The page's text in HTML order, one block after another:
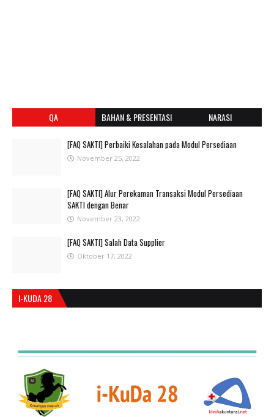
QA BAHAN & PRESENTASI NARASI
[FAQ SAKTI] Perbaiki Kesalahan pada Modul Persediaan
November 25, 2022
[FAQ SAKTI] Alur Perekaman Transaksi Modul Persediaan
SAKTI dengan Benar
November 23, 2022
[FAQ SAKTI] Salah Data Supplier
Oktober 17, 2022
I-KUDA 28